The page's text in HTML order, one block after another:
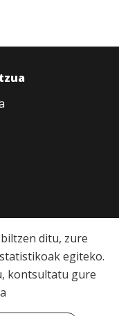
ditu, zure
egiteko.
kontsultatu gure